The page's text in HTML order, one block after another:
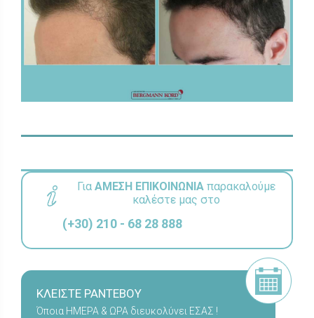
ΓιαΑΜΕΣΗ ΕΠΙΚΟΙΝΩΝΙΑ παρακαλούμε
καλέστε μας στο
(+30) 210 - 68 28 888
ΚΛΕΙΣΤΕ ΡΑΝΤΕΒΟΥ
Όποια ΗΜΕΡΑ & ΩΡΑ διευκολύνει ΕΣΑΣ !